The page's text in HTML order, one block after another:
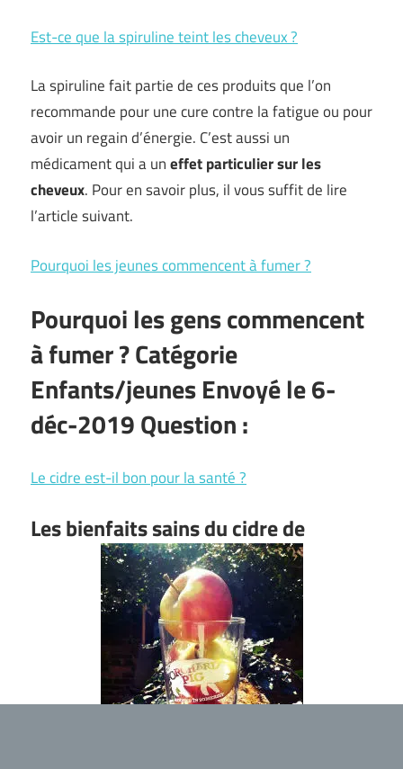
Est-ce que la spiruline teint les cheveux ?
La spiruline fait partie de ces produits que l’on
recommande pour une cure contre la fatigue ou pour
avoir un regain d’énergie. C’est aussi un
médicament qui a uneffet particulier sur les
cheveux. Pour en savoir plus, il vous suffit de lire
l’article suivant.
Pourquoi les jeunes commencent à fumer ?
Pourquoi les gens commencent
à fumer ? Catégorie
Enfants/jeunes Envoyé le 6-
déc-2019 Question :
Le cidre est-il bon pour la santé ?
Les bienfaits sains du cidre de